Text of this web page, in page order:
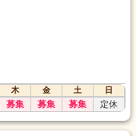
木 金 土
日
募集 募集 募集 定休